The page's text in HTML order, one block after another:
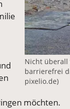
Nicht
barrierefrei
pixelio.de)
möchten.